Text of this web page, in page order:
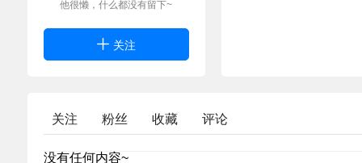
他很懒，什么都没有留下~
关注
关注 粉丝 收藏 评论
没有任何内容~